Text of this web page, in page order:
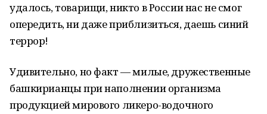
удалось, товарищи, никто в России нас не смог
опередить, ни даже приблизиться, даешь синий
террор!
Удивительно, но факт — милые, дружественные
башкирианцы при наполнении организма
продукцией мирового ликеро-водочного